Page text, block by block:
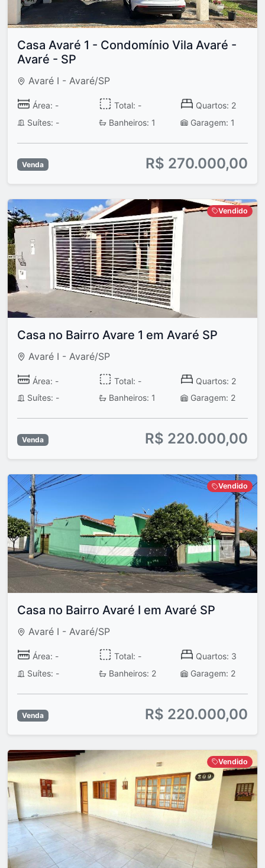
Casa Avaré 1 - Condomínio Vila Avaré -
Avaré - SP
Avaré I - Avaré/SP
Área: - Total: -
Quartos: 2
Suítes: -
Banheiros: 1 Garagem: 1
Venda R$ 270.000,00
Vendido
Casa no Bairro Avare 1 em Avaré SP
Avaré I - Avaré/SP
Área: - Total: -
Quartos: 2
Suítes: -
Banheiros: 1 Garagem: 2
Venda R$ 220.000,00
Vendido
Casa no Bairro Avaré I em Avaré SP
Avaré I - Avaré/SP
Área: - Total: -
Quartos: 3
Suítes: -
Banheiros: 2 Garagem: 2
Venda R$ 220.000,00
Vendido